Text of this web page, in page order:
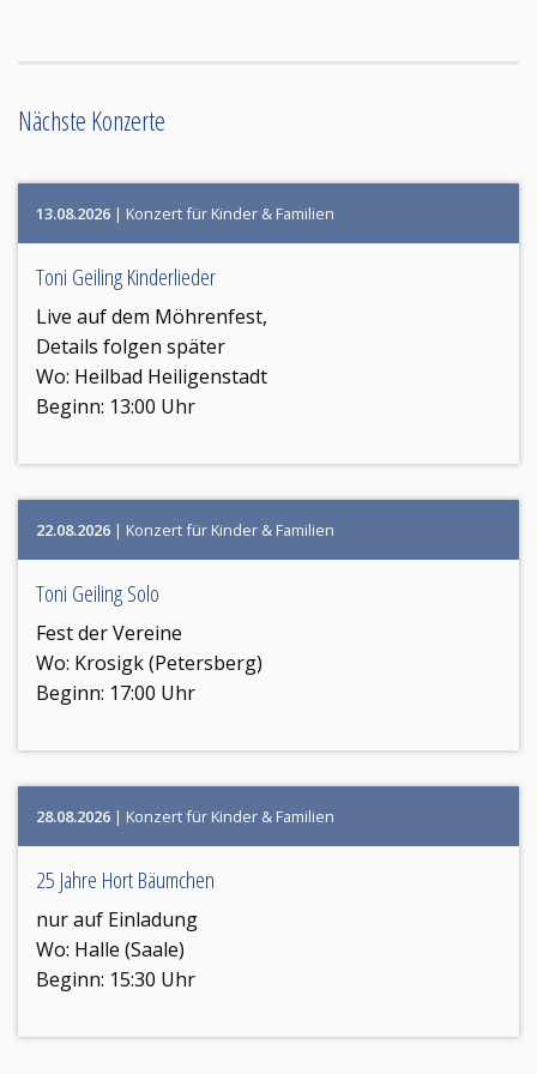
Nächste Konzerte
13.08.2026 | Konzert für Kinder & Familien
Toni Geiling Kinderlieder
Live auf dem Möhrenfest,
Details folgen später
Wo: Heilbad Heiligenstadt
Beginn: 13:00 Uhr
22.08.2026 | Konzert für Kinder & Familien
Toni Geiling Solo
Fest der Vereine
Wo: Krosigk (Petersberg)
Beginn: 17:00 Uhr
28.08.2026 | Konzert für Kinder & Familien
25 Jahre Hort Bäumchen
nur auf Einladung
Wo: Halle (Saale)
Beginn: 15:30 Uhr